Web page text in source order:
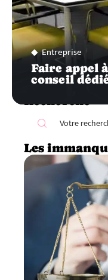
Entreprise
Faire appel
conseil
Les